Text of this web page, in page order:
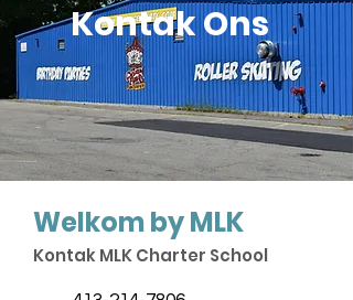
Kontak Ons
Welkom by MLK
Kontak MLK Charter School